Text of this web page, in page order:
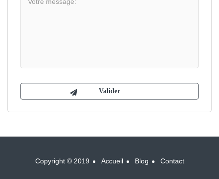
Copyright © 2019 Accueil Blog Contact